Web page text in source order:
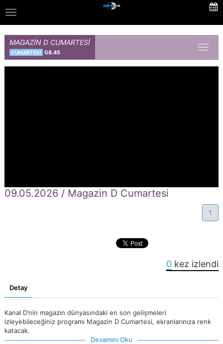
to
main
content
Toggle
navigation
MAGAZİN D CUMARTESİ
CUMARTESİ 08.45
09.05.2026 / Magazin D Cumartesi
1
0 kez izlendi
Detay
Kanal D’nin magazin dünyasındaki en son gelişmeleri
izleyebileceğiniz programı Magazin D Cumartesi, ekranlarınıza renk
katacak.
Devamını Oku